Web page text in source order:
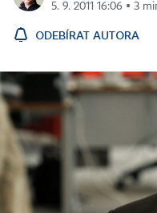
5. 9. 2011 16:06 ▪ 3
ODEBÍRAT AUTORA